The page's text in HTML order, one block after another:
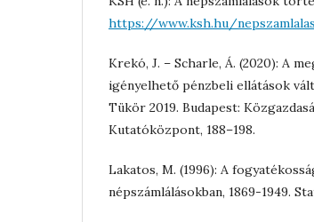
https://www.ksh.hu/
Krekó, J. – Scharle, Á. (2020): A
igényelhető pénzbeli ellátások
Tükör 2019. Budapest:
Kutatóközpont, 188–198.
Lakatos, M. (1996): A
népszámlálásokban, 1869-1949.